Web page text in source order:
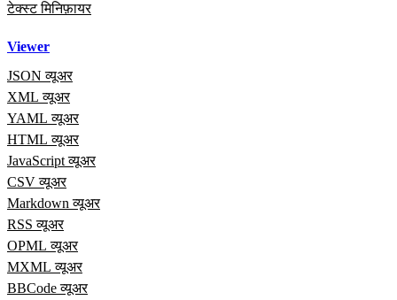
टेक्स्ट मिनिफ़ायर
Viewer
JSON व्यूअर
XML व्यूअर
YAML व्यूअर
HTML व्यूअर
JavaScript व्यूअर
CSV व्यूअर
Markdown व्यूअर
RSS व्यूअर
OPML व्यूअर
MXML व्यूअर
BBCode व्यूअर